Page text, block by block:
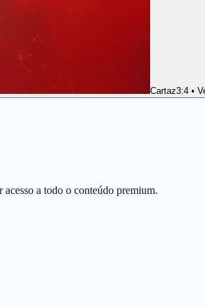
Cartaz3:4 •
a todo o conteúdo premium.